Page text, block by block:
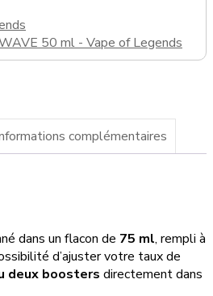
50 ml - Vape of Legends
complémentaires
dans un flacon de 75 ml, rempli à
d’ajuster votre taux de
deux boosters directement dans